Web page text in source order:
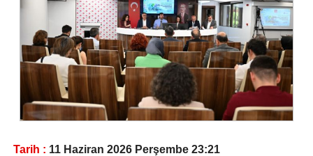
Tarih : 11 Haziran 2026 Perşembe 23:21